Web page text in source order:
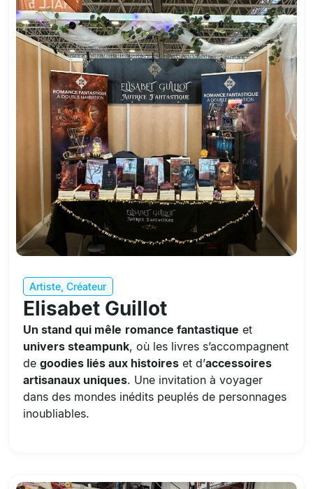
Artiste ,Créateur
Elisabet Guillot
Un stand qui mêle romance fantastique et
univers steampunk, où les livres s’accompagnent
de goodies liés aux histoires et d’accessoires
artisanaux uniques. Une invitation à voyager
dans des mondes inédits peuplés de personnages
inoubliables.